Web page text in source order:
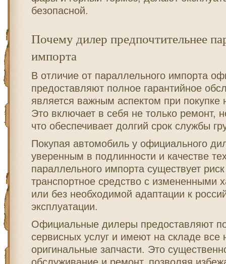
безопасной.
Почему дилер предпочтительнее
импорта
В отличие от параллельного импорта
предоставляют полное гарантийное
является важным аспектом при покупке
Это включает в себя не только ремонт,
что обеспечивает долгий срок службы
Покупая автомобиль у официального
уверенным в подлинности и качестве
параллельного импорта существует
транспортное средство с измененными
или без необходимой адаптации к
эксплуатации.
Официальные дилеры предоставляют
сервисных услуг и имеют на складе все
оригинальные запчасти. Это